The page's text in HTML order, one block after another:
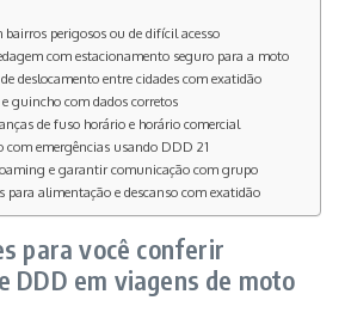
perigosos ou de difícil acesso
com estacionamento seguro para a moto
deslocamento entre cidades com exatidão
guincho com dados corretos
de fuso horário e horário comercial
emergências usando DDD 21
e garantir comunicação com grupo
para alimentação e descanso com exatidão
para você conferir
DDD em viagens de moto